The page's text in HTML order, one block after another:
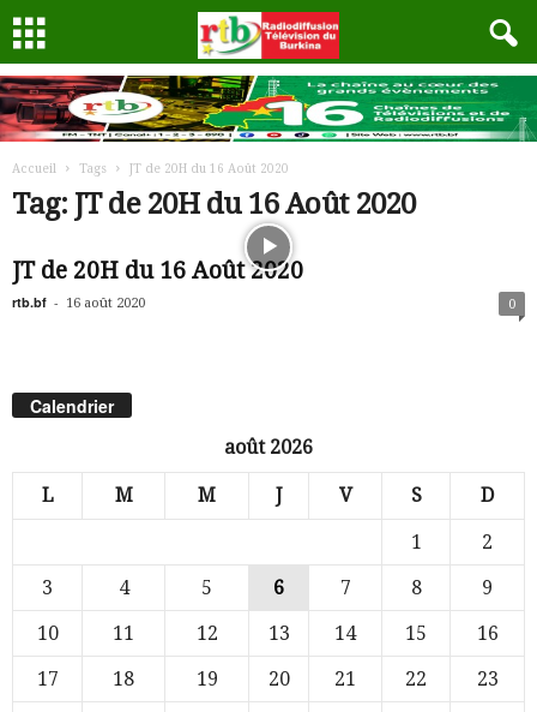
Accueil Tags JT de 20H du 16 Août 2020
Tag: JT de 20H du 16 Août 2020
JT de 20H du 16 Août 2020
rtb.bf - 16 août 2020 0
Calendrier
août 2026
L M M J V S D
1
2
3
4 5 6 7 8
9
10
11 12 13 14 15
16
17
18 19 20 21 22
23